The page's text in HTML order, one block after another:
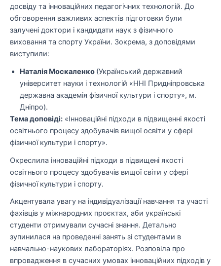
досвіду та інноваційних педагогічних технологій. До
обговорення важливих аспектів підготовки були
залучені доктори і кандидати наук з фізичного
виховання та спорту України. Зокрема, з доповідями
виступили:
Наталія Москаленко (Український державний
університет науки і технологій «ННІ Придніпровська
державна академія фізичної культури і спорту», м.
Дніпро).
Тема доповіді: «Інноваційні підходи в підвищенні якості
освітнього процесу здобувачів вищої освіти у сфері
фізичної культури і спорту».
Окреслила інноваційні підходи в підвищені якості
освітнього процесу здобувачів вищої світи у сфері
фізичної культури і спорту.
Акцентувала увагу на індивідуалізації навчання та участі
фахівців у міжнародних проєктах, аби українські
студенти отримували сучасні знання. Детально
зупинилася на проведенні занять зі студентами в
навчально-наукових лабораторіях. Розповіла про
впровадження в сучасних умовах інноваційних підходів у